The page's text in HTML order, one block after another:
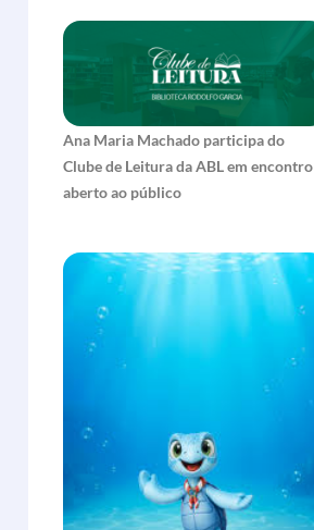
Ana Maria Machado participa do
Clube de Leitura da ABL em encontro
aberto ao público